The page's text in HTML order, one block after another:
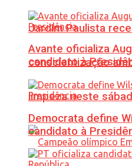
Jardim Paulista
conscientização
limpeza neste
Avante oficializa
candidato à
Democrata define
candidato à